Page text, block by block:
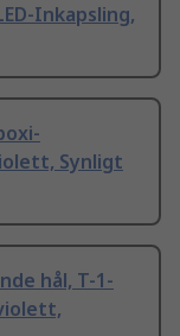
Inkapsling,
Synligt
hål, T-1-